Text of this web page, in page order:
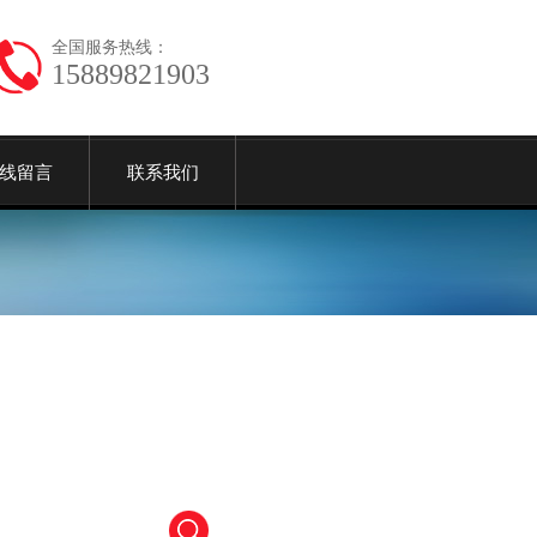
全国服务热线：
15889821903
留言 联系我们